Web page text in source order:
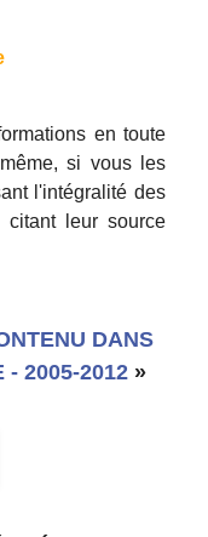
en toute
si vous les
l'intégralité des
leur source
DANS
- 2005-2012»